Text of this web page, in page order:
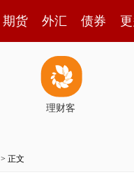
期货 外汇 债券
理财客
> 正文